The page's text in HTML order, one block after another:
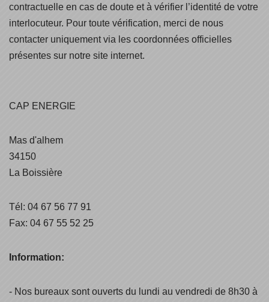
contractuelle en cas de doute et à vérifier l’identité de votre
interlocuteur. Pour toute vérification, merci de nous
contacter uniquement via les coordonnées officielles
présentes sur notre site internet.
CAP ENERGIE
Mas d'alhem
34150
La Boissière
Tél: 04 67 56 77 91
Fax: 04 67 55 52 25
Information:
- Nos bureaux sont ouverts du lundi au vendredi de 8h30 à